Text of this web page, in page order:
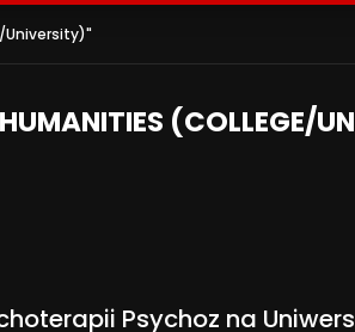
University)"
(COLLEGE/
Psychoz na